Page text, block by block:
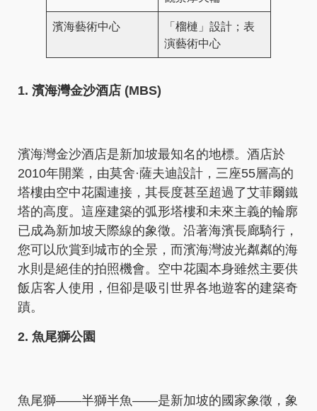
濱海藝術中心
「榴槤」設計；表
演藝術中心
1. 濱海灣金沙酒店 (MBS)
濱海灣金沙酒店是新加坡最知名的地標。酒店於
2010年開業，由莫舍·薩夫迪設計，三座55層高的
塔樓由空中花園連接，其長度甚至超過了艾菲爾鐵
塔的高度。這座建築的弧形塔樓和未來主義的輪廓
已成為新加坡天際線的象徵。沿著海濱長廊騎行，
您可以欣賞到城市的全景，而濱海灣波光粼粼的海
水則是絕佳的拍照機會。空中花園本身雖然主要供
飯店客人使用，但卻是吸引世界各地遊客的建築奇
蹟。
2. 魚尾獅公園
魚尾獅——半獅半魚——是新加坡的國家象徵，象